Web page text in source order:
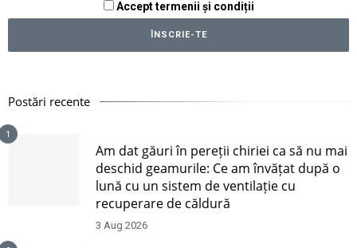
Accept termenii și condiții
Postări recente
1
Am dat găuri în pereții chiriei ca să nu mai
deschid geamurile: Ce am învățat după o
lună cu un sistem de ventilație cu
recuperare de căldură
3 Aug 2026